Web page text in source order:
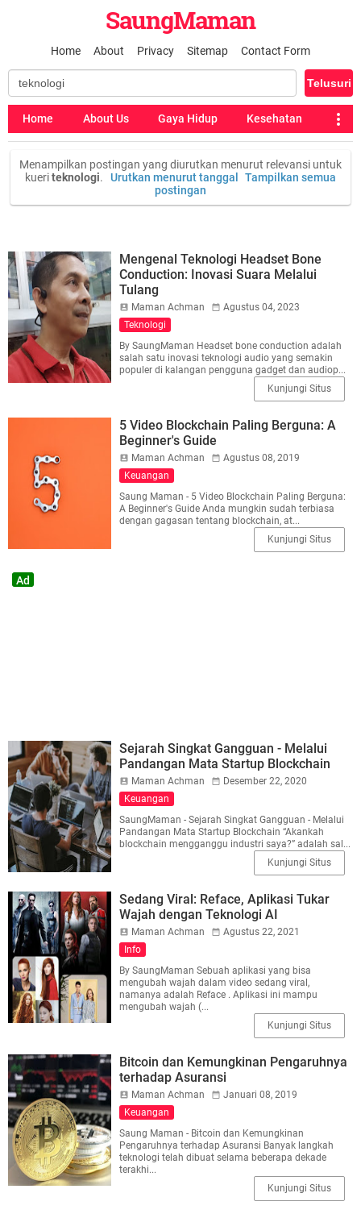
SaungMaman
Home About Privacy Sitemap Contact Form
Home About Us Gaya Hidup Kesehatan
Menampilkan postingan yang diurutkan menurut relevansi untuk
kueriteknologi. Urutkan menurut tanggal
Tampilkan semua
postingan
Mengenal Teknologi Headset Bone
Conduction: Inovasi Suara Melalui
Tulang
Maman Achman
Agustus 04, 2023
Teknologi
By SaungMaman Headset bone conduction adalah
salah satu inovasi teknologi audio yang semakin
populer di kalangan pengguna gadget dan audiop...
Kunjungi Situs
5 Video Blockchain Paling Berguna: A
Beginner's Guide
Maman Achman
Agustus 08, 2019
Keuangan
Saung Maman - 5 Video Blockchain Paling Berguna:
A Beginner's Guide Anda mungkin sudah terbiasa
dengan gagasan tentang blockchain, at...
Kunjungi Situs
Ad
Sejarah Singkat Gangguan - Melalui
Pandangan Mata Startup Blockchain
Maman Achman
Desember 22, 2020
Keuangan
SaungMaman - Sejarah Singkat Gangguan - Melalui
Pandangan Mata Startup Blockchain “Akankah
blockchain mengganggu industri saya?” adalah sal...
Kunjungi Situs
Sedang Viral: Reface, Aplikasi Tukar
Wajah dengan Teknologi AI
Maman Achman
Agustus 22, 2021
Info
By SaungMaman Sebuah aplikasi yang bisa
mengubah wajah dalam video sedang viral,
namanya adalah Reface . Aplikasi ini mampu
mengubah wajah (...
Kunjungi Situs
Bitcoin dan Kemungkinan Pengaruhnya
terhadap Asuransi
Maman Achman
Januari 08, 2019
Keuangan
Saung Maman - Bitcoin dan Kemungkinan
Pengaruhnya terhadap Asuransi Banyak langkah
teknologi telah dibuat selama beberapa dekade
terakhi...
Kunjungi Situs